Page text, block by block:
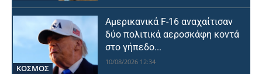
ΚΟΣΜΟΣ
Αμερικανικά F-16 αναχαίτισαν
δύο πολιτικά αεροσκάφη κοντά
στο γήπεδο...
10/08/2026 12:34